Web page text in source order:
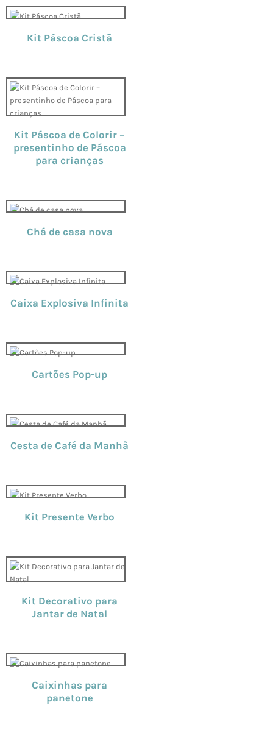
Kit Páscoa Cristã
Kit Páscoa de Colorir –
presentinho de Páscoa
para crianças
Chá de casa nova
Caixa Explosiva Infinita
Cartões Pop-up
Cesta de Café da Manhã
Kit Presente Verbo
Kit Decorativo para
Jantar de Natal
Caixinhas para
panetone